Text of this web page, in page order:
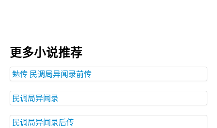
更多小说推荐
勉传 民调局异闻录前传
民调局异闻录
民调局异闻录后传